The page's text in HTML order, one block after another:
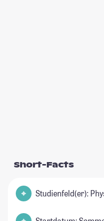
Short-Facts
Studienfeld(er):